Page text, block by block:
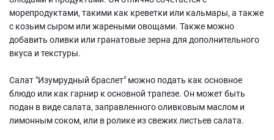
морепродуктами, такими как креветки или кальмары, а также
с козьим сыром или жареными овощами. Также можно
добавить оливки или гранатовые зерна для дополнительного
вкуса и текстуры.
Салат "Изумрудный браслет" можно подать как основное
блюдо или как гарнир к основной трапезе. Он может быть
подан в виде салата, заправленного оливковым маслом и
лимонным соком, или в ролике из свежих листьев салата.